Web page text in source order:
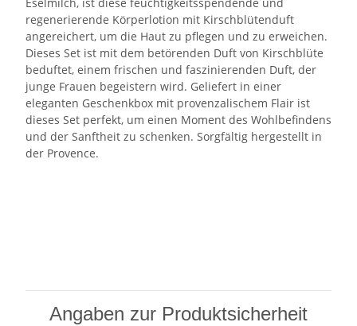
regenerierende Körperlotion mit Kirschblütenduft
angereichert, um die Haut zu pflegen und zu erweichen.
Dieses Set ist mit dem betörenden Duft von Kirschblüte
beduftet, einem frischen und faszinierenden Duft, der
junge Frauen begeistern wird. Geliefert in einer
eleganten Geschenkbox mit provenzalischem Flair ist
dieses Set perfekt, um einen Moment des Wohlbefindens
und der Sanftheit zu schenken. Sorgfältig hergestellt in
der Provence.
Angaben zur Produktsicherheit